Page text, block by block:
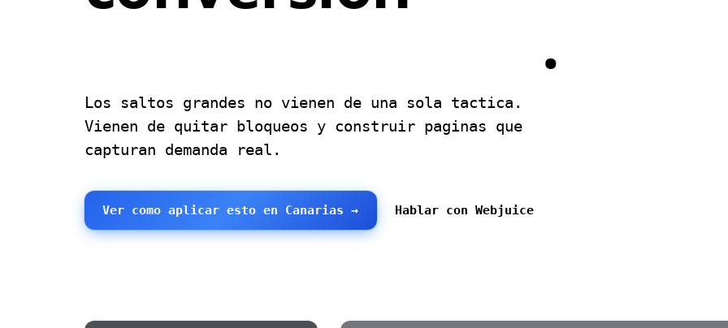
Webs Matrix
.
Los saltos grandes no vienen de una sola tactica.
Vienen de quitar bloqueos y construir paginas que
capturan demanda real.
Ver como aplicar esto en Canarias → Hablar con Webjuice